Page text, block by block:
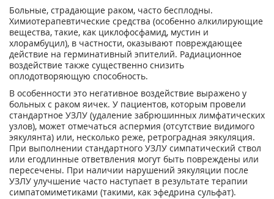
Больные, страдающие раком, часто бесплодны.
Химиотерапевтические средства (особенно алкилирующие
вещества, такие, как циклофосфамид, мустин и
хлорамбуцил), в частности, оказывают повреждающее
действие на герминативный эпителий. Радиационное
воздействие также существенно снизить
оплодотворяющую способность.
В особенности это негативное воздействие выражено у
больных с раком яичек. У пациентов, которым провели
стандартное УЗЛУ (удаление забрюшинных лимфатических
узлов), может отмечаться аспермия (отсутствие видимого
эякулянта) или, несколько реже, ретроградная эякуляция.
При выполнении стандартного УЗЛУ симпатический ствол
или егодлинные ответвления могут быть повреждены или
пересечены. При наличии нарушений эякуляции после
УЗЛУ улучшение часто наступает в результате терапии
симпатомиметиками (такими, как эфедрина сульфат).